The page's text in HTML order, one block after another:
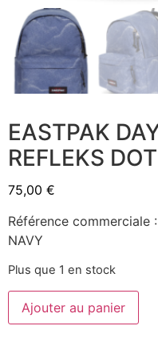
EASTPAK
REFLEKS
75,00 €
Référence commerciale :
NAVY
Plus que 1 en stock
Ajouter au panier